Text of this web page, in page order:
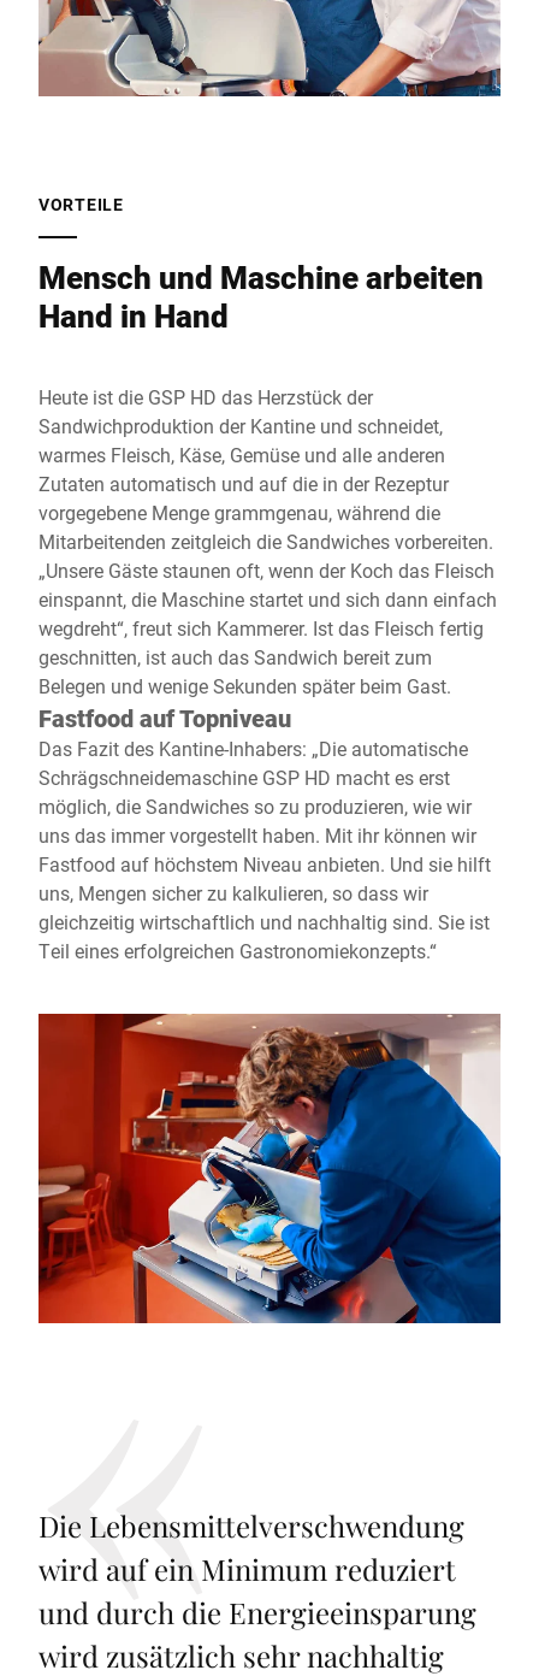
VORTEILE
Mensch und Maschine arbeiten
Hand in Hand
Heute ist die GSP HD das Herzstück der
Sandwichproduktion der Kantine und schneidet,
warmes Fleisch, Käse, Gemüse und alle anderen
Zutaten automatisch und auf die in der Rezeptur
vorgegebene Menge grammgenau, während die
Mitarbeitenden zeitgleich die Sandwiches vorbereiten.
„Unsere Gäste staunen oft, wenn der Koch das Fleisch
einspannt, die Maschine startet und sich dann einfach
wegdreht“, freut sich Kammerer. Ist das Fleisch fertig
geschnitten, ist auch das Sandwich bereit zum
Belegen und wenige Sekunden später beim Gast.
Fastfood auf Topniveau
Das Fazit des Kantine-Inhabers: „Die automatische
Schrägschneidemaschine GSP HD macht es erst
möglich, die Sandwiches so zu produzieren, wie wir
uns das immer vorgestellt haben. Mit ihr können wir
Fastfood auf höchstem Niveau anbieten. Und sie hilft
uns, Mengen sicher zu kalkulieren, so dass wir
gleichzeitig wirtschaftlich und nachhaltig sind. Sie ist
Teil eines erfolgreichen Gastronomiekonzepts.“
Die Lebensmittelverschwendung
wird auf ein Minimum reduziert
und durch die Energieeinsparung
wird zusätzlich sehr nachhaltig